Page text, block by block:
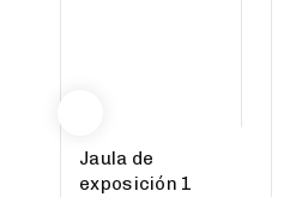
Jaula de
exposición 1